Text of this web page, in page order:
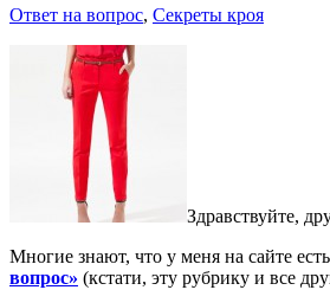
Ответ на вопрос, Секреты кроя
Здравствуйте,
Многие знают, что у меня на сайте есть
вопрос» (кстати, эту рубрику и все